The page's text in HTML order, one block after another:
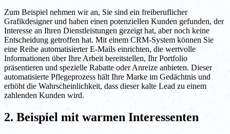
Zum Beispiel nehmen wir an, Sie sind ein freiberuflicher
Grafikdesigner und haben einen potenziellen Kunden gefunden, der
Interesse an Ihren Dienstleistungen gezeigt hat, aber noch keine
Entscheidung getroffen hat. Mit einem CRM-System können Sie
eine Reihe automatisierter E-Mails einrichten, die wertvolle
Informationen über Ihre Arbeit bereitstellen, Ihr Portfolio
präsentieren und spezielle Rabatte oder Anreize anbieten. Dieser
automatisierte Pflegeprozess hält Ihre Marke im Gedächtnis und
erhöht die Wahrscheinlichkeit, dass dieser kalte Lead zu einem
zahlenden Kunden wird.
2. Beispiel mit warmen Interessenten